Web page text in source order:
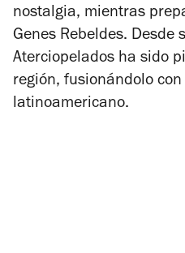
nostalgia, mientras
Genes Rebeldes. Desde
Aterciopelados ha sido
región, fusionándolo
latinoamericano.